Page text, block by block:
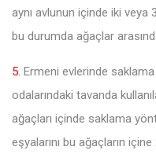
aynı avlunun içinde iki
bu durumda ağaçlar
5. Ermeni evlerinde
odalarındaki tavanda
ağaçları içinde saklama
eşyalarını bu ağaçların